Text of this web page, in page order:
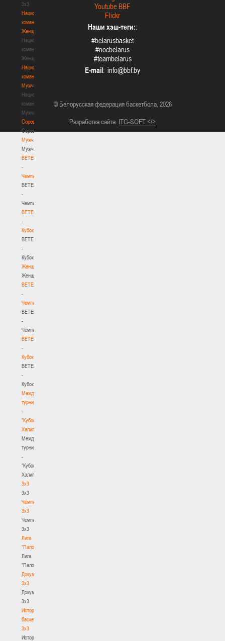
3х3
Национальная
команда.
Женщины
Национальная
команда.
Женщины
Национальная
команда.
Мужчины
Национальная
команда.
Мужчины
Соревнования
Соревнования
Мужчины
Мужчины
BETERA
-
Чемпионат
BETERA
-
Чемпионат
BETERA
-
Кубок
BETERA
-
Кубок
Женщины
Женщины
BETERA
-
Чемпионат
BETERA
-
Чемпионат
BETERA
-
Кубок
BETERA
-
Кубок
Международный
турнир
-
"Кубок
Халипского"
Международный
турнир
-
"Кубок
Халипского"
3x3
3x3
Чемпионат
3х3
Чемпионат
3х3
Лига
"Палова"
Лига
"Палова"
Документы
3х3
Документы
3х3
История
баскетбола
3х3
История
Youtube BBF
Flickr
Наши хэш-теги::
#belarusbasket
#nocbelarus
#teambelarus
E-mail:
© Белорусская федерация баскетбола, 2026
Разработка сайта ITG-SOFT </>